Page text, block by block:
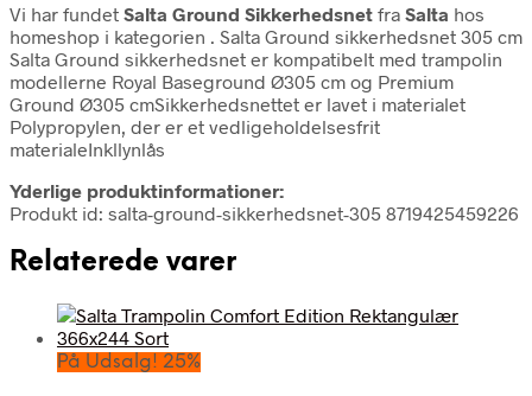
Vi har fundet Salta Ground Sikkerhedsnet fra Salta hos
homeshop i kategorien . Salta Ground sikkerhedsnet 305 cm
Salta Ground sikkerhedsnet er kompatibelt med trampolin
modellerne Royal Baseground Ø305 cm og Premium
Ground Ø305 cmSikkerhedsnettet er lavet i materialet
Polypropylen, der er et vedligeholdelsesfrit
materialeInkllynlås
Yderlige produktinformationer:
Produkt id: salta-ground-sikkerhedsnet-305 8719425459226
Relaterede varer
På Udsalg! 25%